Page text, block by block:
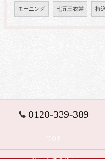
モーニング 七五三衣裳 持
0120-339-389